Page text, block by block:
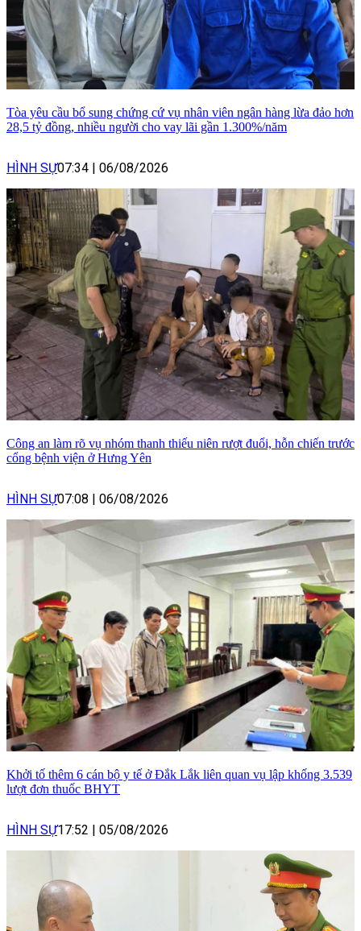
Tòa yêu cầu bổ sung chứng cứ vụ nhân viên ngân hàng lừa đảo hơn
28,5 tỷ đồng, nhiều người cho vay lãi gần 1.300%/năm
HÌNH SỰ07:34 | 06/08/2026
Công an làm rõ vụ nhóm thanh thiếu niên rượt đuổi, hỗn chiến trước
cổng bệnh viện ở Hưng Yên
HÌNH SỰ07:08 | 06/08/2026
Khởi tố thêm 6 cán bộ y tế ở Đắk Lắk liên quan vụ lập khống 3.539
lượt đơn thuốc BHYT
HÌNH SỰ17:52 | 05/08/2026